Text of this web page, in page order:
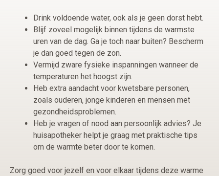
Drink voldoende water, ook als je geen dorst hebt.
Blijf zoveel mogelijk binnen tijdens de warmste
uren van de dag. Ga je toch naar buiten? Bescherm
je dan goed tegen de zon.
Vermijd zware fysieke inspanningen wanneer de
temperaturen het hoogst zijn.
Heb extra aandacht voor kwetsbare personen,
zoals ouderen, jonge kinderen en mensen met
gezondheidsproblemen.
Heb je vragen of nood aan persoonlijk advies? Je
huisapotheker helpt je graag met praktische tips
om de warmte beter door te komen.
Zorg goed voor jezelf en voor elkaar tijdens deze warme